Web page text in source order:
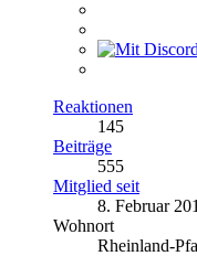
Reaktionen
145
Beiträge
555
Mitglied seit
8. Februar
Wohnort
Rheinland-